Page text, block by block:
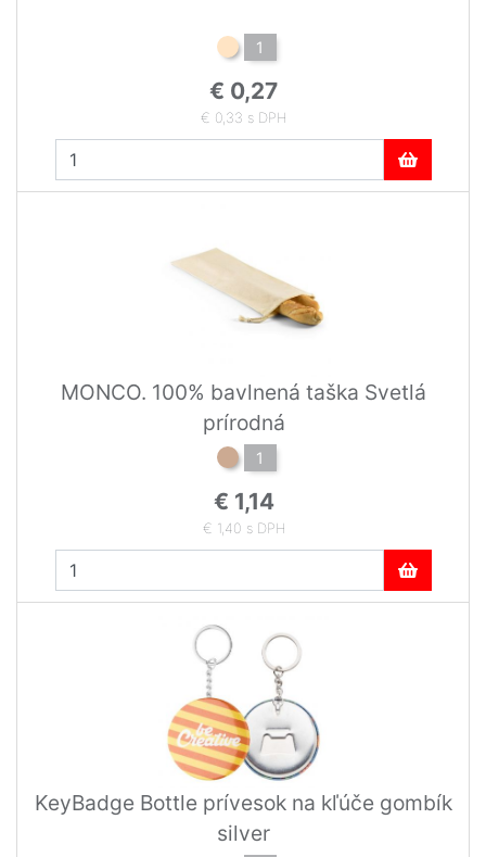
1
€ 0,27
€ 0,33 s DPH
MONCO. 100% bavlnená taška Svetlá
prírodná
1
€ 1,14
€ 1,40 s DPH
KeyBadge Bottle prívesok na kľúče gombík
silver